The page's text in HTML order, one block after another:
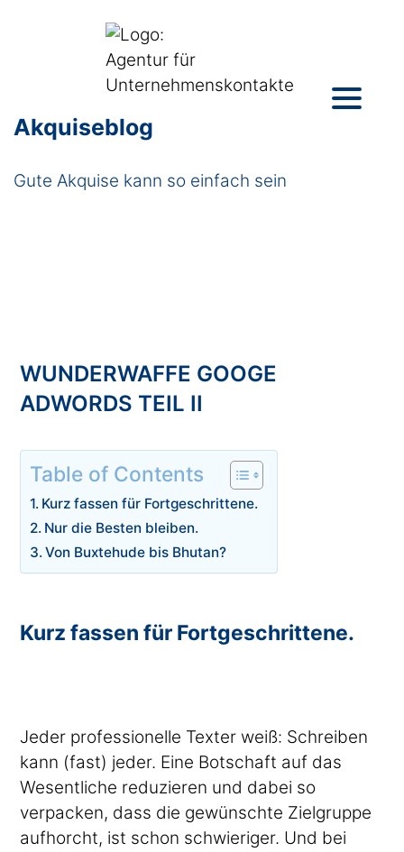
Akquiseblog
Gute Akquise kann so einfach sein
WUNDERWAFFE GOOGE
ADWORDS TEIL II
Table of Contents
Kurz fassen für Fortgeschrittene.
Nur die Besten bleiben.
Von Buxtehude bis Bhutan?
Kurz fassen für Fortgeschrittene.
Jeder professionelle Texter weiß: Schreiben
kann (fast) jeder. Eine Botschaft auf das
Wesentliche reduzieren und dabei so
verpacken, dass die gewünschte Zielgruppe
aufhorcht, ist schon schwieriger. Und bei